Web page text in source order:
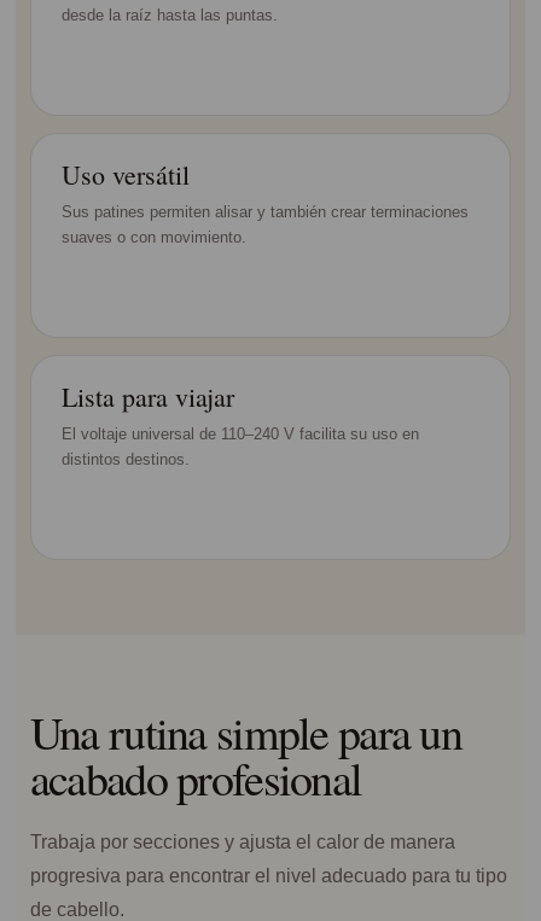
desde la raíz hasta las puntas.
Uso versátil
Sus patines permiten alisar y también crear terminaciones
suaves o con movimiento.
Lista para viajar
El voltaje universal de 110–240 V facilita su uso en
distintos destinos.
Una rutina simple para un
acabado profesional
Trabaja por secciones y ajusta el calor de manera
progresiva para encontrar el nivel adecuado para tu tipo
de cabello.